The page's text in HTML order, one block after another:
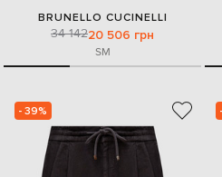
BRUNELLO CUCINELLI
34 14220 506 грн
SM
- 39%